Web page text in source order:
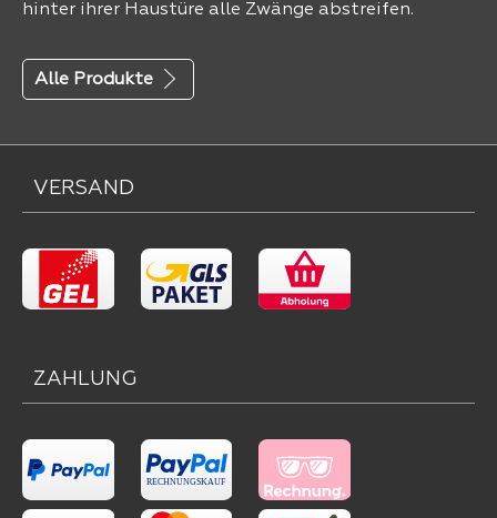
hinter ihrer Haustüre alle Zwänge abstreifen.
Alle Produkte
VERSAND
ZAHLUNG